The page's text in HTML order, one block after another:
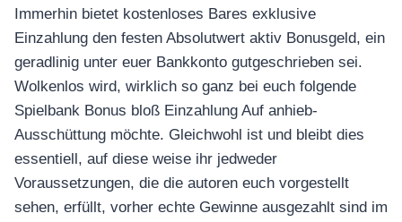
Immerhin bietet kostenloses Bares exklusive
Einzahlung den festen Absolutwert aktiv Bonusgeld, ein
geradlinig unter euer Bankkonto gutgeschrieben sei.
Wolkenlos wird, wirklich so ganz bei euch folgende
Spielbank Bonus bloß Einzahlung Auf anhieb-
Ausschüttung möchte. Gleichwohl ist und bleibt dies
essentiell, auf diese weise ihr jedweder
Voraussetzungen, die die autoren euch vorgestellt
sehen, erfüllt, vorher echte Gewinne ausgezahlt sind im